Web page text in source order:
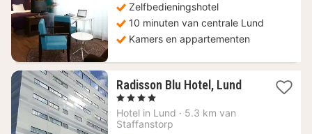
€
Zelfbedieningshotel
10 minuten van centrale Lund
Kamers en appartementen
Radisson Blu Hotel, Lund1
, 4 Sterren
Hotel in Lund · 5.3 km van
Staffanstorp